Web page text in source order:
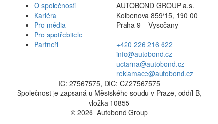
O společnosti
Kariéra
Pro média
Pro spotřebitele
Partneři
AUTOBOND GROUP a.s.
Kolbenova 859/15, 190 00
Praha 9 – Vysočany
+420 226 216 622
info@autobond.cz
uctarna@autobond.cz
reklamace@autobond.cz
IČ: 27567575, DIČ: CZ27567575
Společnost je zapsaná u Městského soudu v Praze, oddíl B,
vložka 10855
© 2026 Autobond Group